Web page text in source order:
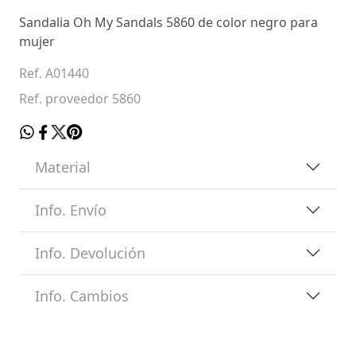
Sandalia Oh My Sandals 5860 de color negro para
mujer
Ref. A01440
Ref. proveedor 5860
Material
Info. Envío
Info. Devolución
Info. Cambios